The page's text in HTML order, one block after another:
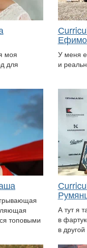
моя
для
топовыми
У меня
и
А тут я
в
в другой